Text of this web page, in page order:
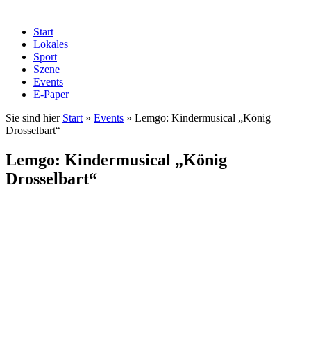
Start
Lokales
Sport
Szene
Events
E-Paper
Sie sind hier Start » Events » Lemgo: Kindermusical „König
Drosselbart“
Lemgo: Kindermusical „König
Drosselbart“